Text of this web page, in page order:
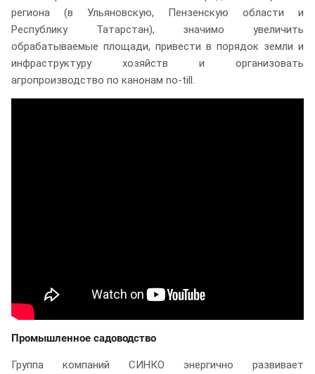
региона (в Ульяновскую, Пензенскую области и
Республику Татарстан), значимо увеличить
обрабатываемые площади, привести в порядок земли и
инфраструктуру хозяйств и организовать
агропроизводство по канонам no-till.
Промышленное садоводство
Группа компаний СИНКО энергично развивает